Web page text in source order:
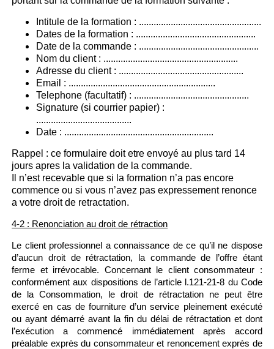
Intitule de la formation : ..................................................
Dates de la formation : .................................................
Date de la commande : .................................................
Nom du client : .......................................................
Adresse du client : ...................................................
Email : ............................................................
Telephone (facultatif) : ...............................................
Signature (si courrier papier) :
.......................................
Date : .............................................................
Rappel : ce formulaire doit etre envoyé au plus tard 14
jours apres la validation de la commande.
Il n’est recevable que si la formation n’a pas encore
commence ou si vous n’avez pas expressement renonce
a votre droit de retractation.
4-2 : Renonciation au droit de rétraction
Le client professionnel a connaissance de ce qu’il ne dispose
d’aucun droit de rétractation, la commande de l’offre étant
ferme et irrévocable. Concernant le client consommateur :
conformément aux dispositions de l’article l.121-21-8 du Code
de la Consommation, le droit de rétractation ne peut être
exercé en cas de fourniture d’un service pleinement exécuté
ou ayant démarré avant la fin du délai de rétractation et dont
l’exécution a commencé immédiatement après accord
préalable exprès du consommateur et renoncement exprès de